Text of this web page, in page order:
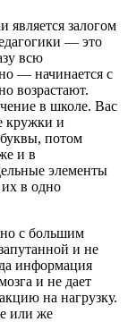
является залогом
— это
всю
— начинается с
возрастают.
в школе. Вас
кружки и
буквы, потом
и в
элементы
в одно
с большим
и не
информация
и не дает
на нагрузку.
или же